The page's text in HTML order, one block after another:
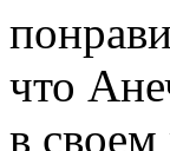
что
в